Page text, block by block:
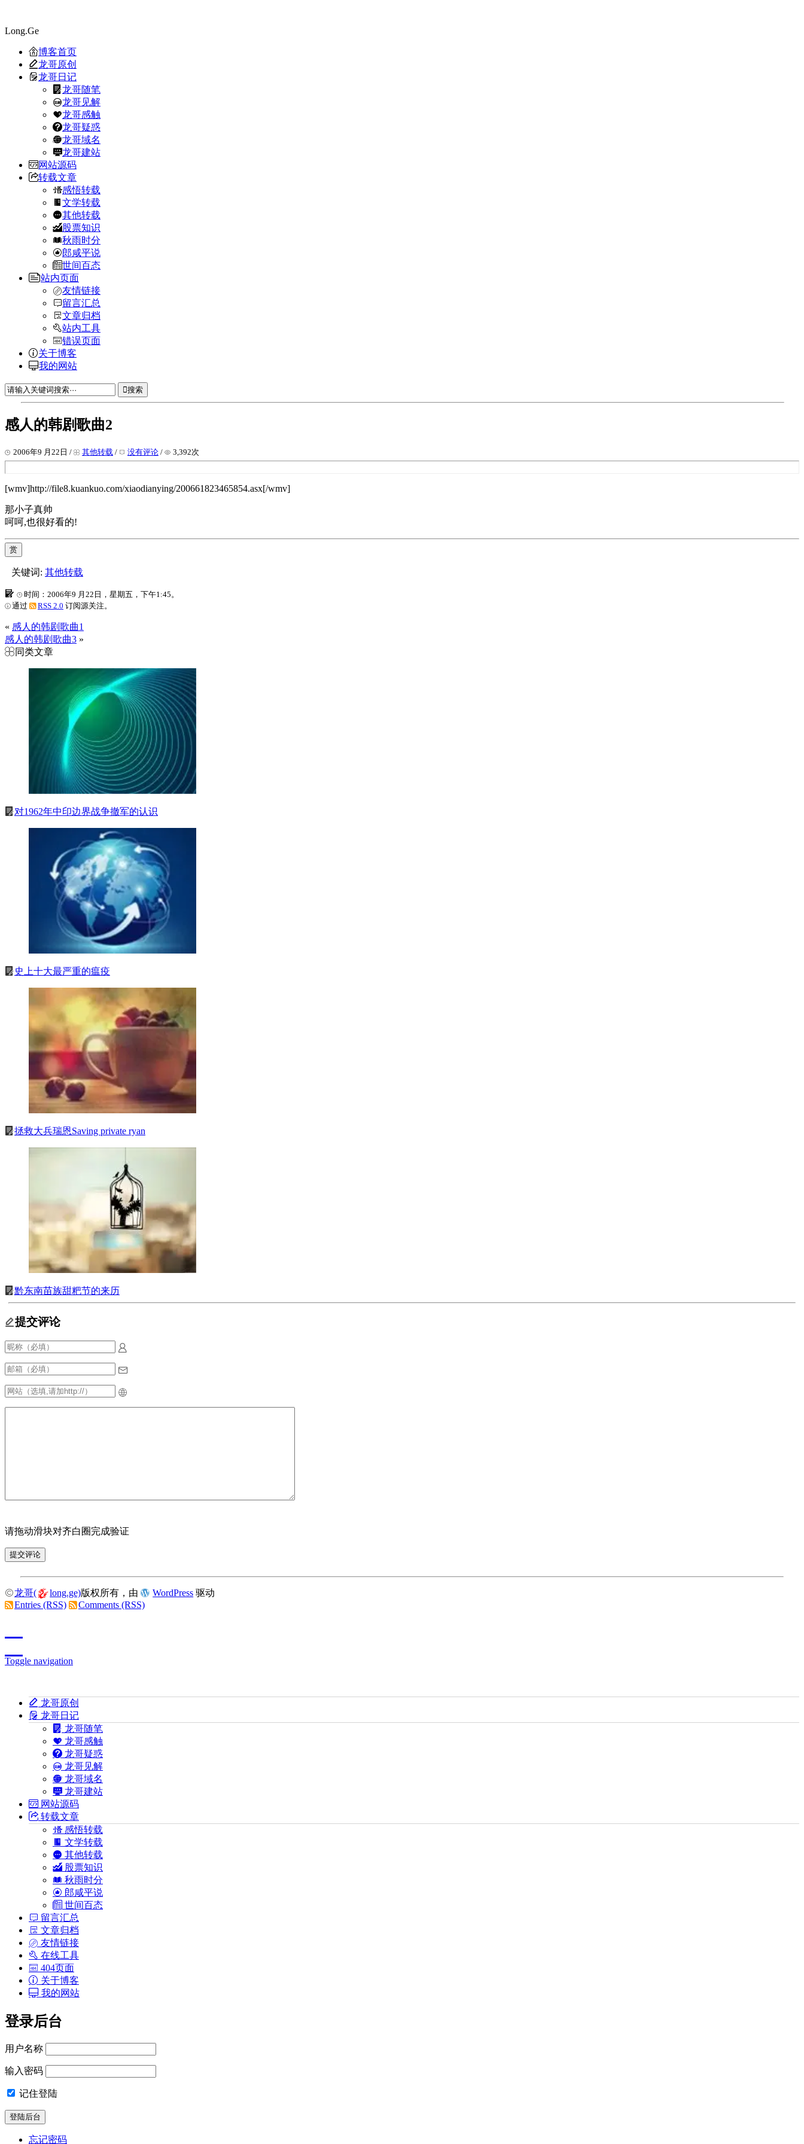
Long.Ge
博客首页
龙哥原创
龙哥日记
龙哥随笔
龙哥见解
龙哥感触
龙哥疑惑
龙哥域名
龙哥建站
网站源码
转载文章
感悟转载
文学转载
其他转载
股票知识
秋雨时分
郎咸平说
世间百态
站内页面
友情链接
留言汇总
文章归档
站内工具
错误页面
关于博客
我的网站
搜索
感人的韩剧歌曲2
2006年9 月22日 / 其他转载 / 没有评论 / 3,392次
[wmv]http://file8.kuankuo.com/xiaodianying/200661823465854.asx[/wmv]
那小子真帅
呵呵,也很好看的!
赏
关键词: 其他转载
时间：2006年9 月22日，星期五，下午1:45。
通过
RSS 2.0 订阅源关注。
« 感人的韩剧歌曲1
感人的韩剧歌曲3 »
提交评论
请拖动滑块对齐白圈完成验证
同类文章
对1962年中印边界战争撤军的认识
史上十大最严重的瘟疫
拯救大兵瑞恩Saving private ryan
黔东南苗族甜粑节的来历
龙哥( long.ge)版权所有，由 WordPress 驱动
Entries (RSS)
Comments (RSS)
Toggle navigation
龙哥原创
龙哥日记
龙哥随笔
龙哥感触
龙哥疑惑
龙哥见解
龙哥域名
龙哥建站
网站源码
转载文章
感悟转载
文学转载
其他转载
股票知识
秋雨时分
郎咸平说
世间百态
留言汇总
文章归档
友情链接
在线工具
404页面
关于博客
我的网站
登录后台
用户名称
输入密码
记住登陆
忘记密码